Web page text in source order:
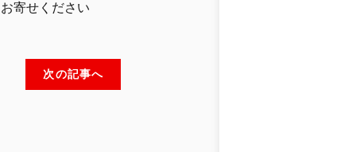
寄せください
次の記事へ